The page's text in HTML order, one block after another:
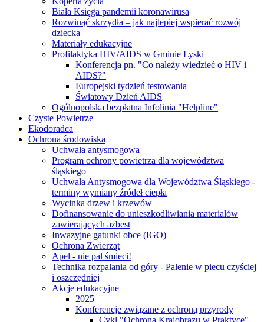
Biała Księga pandemii koronawirusa
Rozwinąć skrzydła – jak najlepiej wspierać rozwój
dziecka
Materiały edukacyjne
Profilaktyka HIV/AIDS w Gminie Lyski
Konferencja pn. "Co należy wiedzieć o HIV i
AIDS?"
Europejski tydzień testowania
Światowy Dzień AIDS
Ogólnopolska bezpłatna Infolinia "Helpline"
Czyste Powietrze
Ekodoradca
Ochrona środowiska
Uchwała antysmogowa
Program ochrony powietrza dla województwa
śląskiego
Uchwała Antysmogowa dla Województwa Śląskiego -
terminy wymiany źródeł ciepła
Wycinka drzew i krzewów
Dofinansowanie do unieszkodliwiania materialów
zawierających azbest
Inwazyjne gatunki obce (IGO)
Ochrona Zwierząt
Apel - nie pal śmieci!
Technika rozpalania od góry - Palenie w piecu czyściej
i oszczędniej
Akcje edukacyjne
2025
Konferencje związane z ochroną przyrody
Cykl "Ochrona Krajobrazu w Praktyce"